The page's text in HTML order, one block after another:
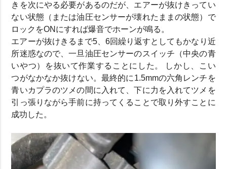
きを次にやる必要があるのだが、エアーが抜けきってい
ない状態（または油圧センサーが壊れたままの状態）で
ロックをONにすれば爆音でホーンが鳴る。
エアーが抜けきるまで5、6回繰り返すとしてもかなり近
所迷惑なので、一旦油圧センサーのスイッチ（中央の青
いやつ）を抜いて作業することにした。 しかし、こい
つがなかなか抜けない。最終的に1.5mmの六角レンチを
青いカプラのツメの間に入れて、下に力を入れてツメを
引っ張りながら手前に持ってくることで取り外すことに
成功した。